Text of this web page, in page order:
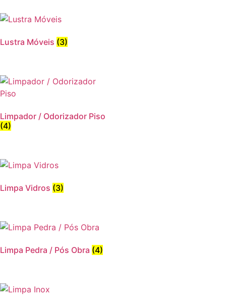
Lustra Móveis (3)
Limpador / Odorizador Piso
(4)
Limpa Vidros (3)
Limpa Pedra / Pós Obra (4)